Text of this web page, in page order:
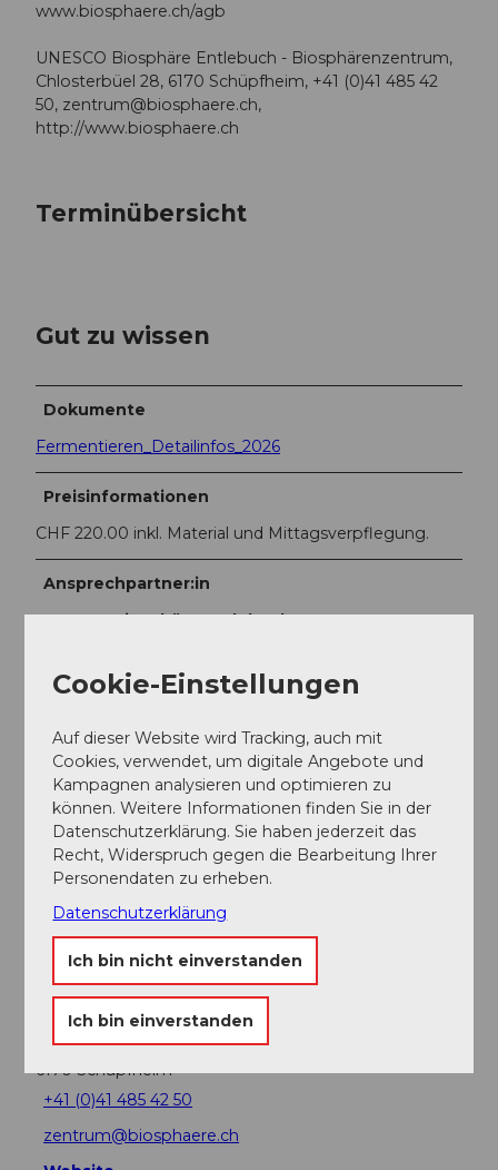
www.biosphaere.ch/agb
UNESCO Biosphäre Entlebuch - Biosphärenzentrum,
Chlosterbüel 28, 6170 Schüpfheim, +41 (0)41 485 42
50, zentrum@biosphaere.ch,
http://www.biosphaere.ch
Terminübersicht
Gut zu wissen
Dokumente
Fermentieren_Detailinfos_2026
Preisinformationen
CHF 220.00 inkl. Material und Mittagsverpflegung.
Ansprechpartner:in
UNESCO Biosphäre Entlebuch -
In der Nähe Auf der Karte anschauen
Veranstaltung
Veranstaltungsort
UNESCO Biosphäre Entlebuch -
Biosphärenzentrum
Chlosterbüel 28
6170Schüpfheim
+41 (0)41 485 42 50
zentrum@biosphaere.ch
Cookie-Einstellungen
Auf dieser Website wird Tracking, auch mit
Cookies, verwendet, um digitale Angebote und
Kampagnen analysieren und optimieren zu
können. Weitere Informationen finden Sie in der
Datenschutzerklärung. Sie haben jederzeit das
Recht, Widerspruch gegen die Bearbeitung Ihrer
Personendaten zu erheben.
Datenschutzerklärung
Ich bin nicht einverstanden
Ich bin einverstanden